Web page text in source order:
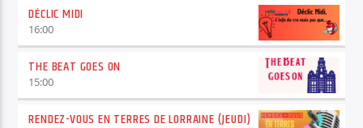
DÉCLIC MIDI
16:00
THE BEAT GOES ON
15:00
RENDEZ-VOUS EN TERRES DE LORRAINE (JEUDI)